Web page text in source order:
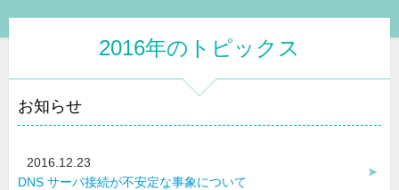
2016年のトピックス
お知らせ
2016.12.23
DNS サーバ接続が不安定な事象について